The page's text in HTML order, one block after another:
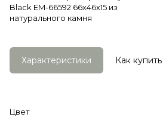
Black EM-66592 66х46х15 из
натурального камня
Характеристики Как купить
Цвет